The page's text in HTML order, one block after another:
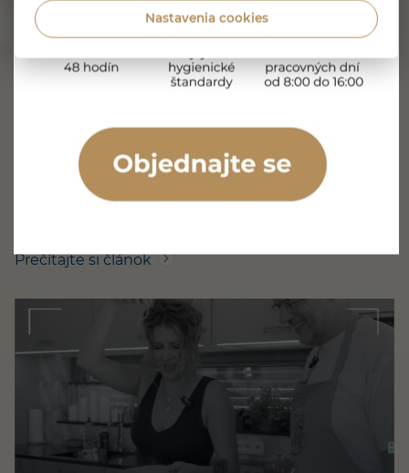
HYGIENA
Aké sú výhody a nevýhody ústnej
Prúdom vody vyplavuje nečistoty z horšie dostupných
miest a môže prispieť k lepšiemu stavu ďasien. Stále
však platí, že voda sama nedokáže spoľahlivo odstrániť
všetok povlak prichytený na povrchu zubov. Čo je ústna
sprcha a ako funguje? Ústna sprcha, nazývaná aj orálny
Prečítajte si článok
Nastavenia cookies